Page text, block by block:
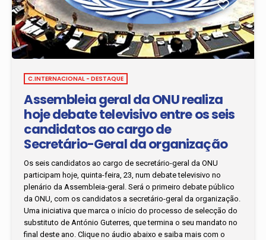
C.INTERNACIONAL - DESTAQUE
Assembleia geral da ONU realiza
hoje debate televisivo entre os seis
candidatos ao cargo de
Secretário-Geral da organização
Os seis candidatos ao cargo de secretário-geral da ONU
participam hoje, quinta-feira, 23, num debate televisivo no
plenário da Assembleia-geral. Será o primeiro debate público
da ONU, com os candidatos a secretário-geral da organização.
Uma iniciativa que marca o início do processo de selecção do
substituto de António Guterres, que termina o seu mandato no
final deste ano. Clique no áudio abaixo e saiba mais com o